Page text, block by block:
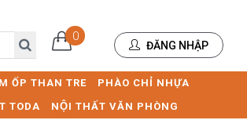
0
ĐĂNG NHẬP
ỐP THAN TRE
PHÀO CHỈ NHỰA
TODA NỘI THẤT VĂN PHÒNG